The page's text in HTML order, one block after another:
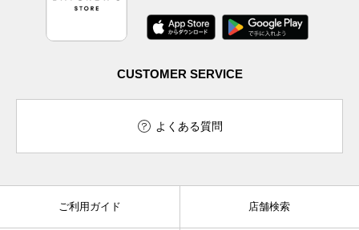
CUSTOMER SERVICE
よくある質問
ご利用ガイド 店舗検索